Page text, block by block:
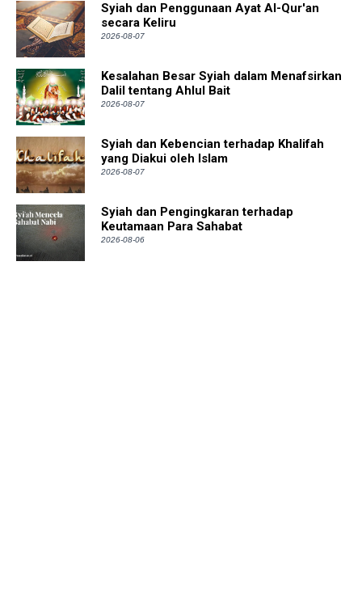
Syiah dan Penggunaan Ayat Al-Qur'an
secara Keliru
2026-08-07
Kesalahan Besar Syiah dalam Menafsirkan
Dalil tentang Ahlul Bait
2026-08-07
Syiah dan Kebencian terhadap Khalifah
yang Diakui oleh Islam
2026-08-07
Syiah dan Pengingkaran terhadap
Keutamaan Para Sahabat
2026-08-06